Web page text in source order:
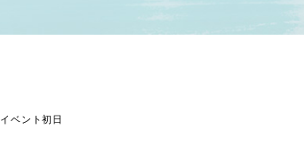
イベント初日